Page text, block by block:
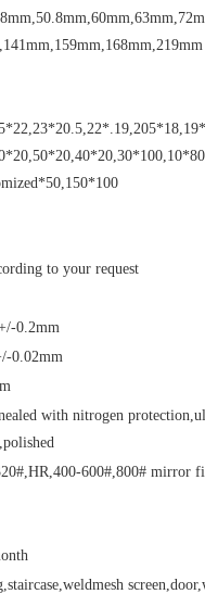
100*50,150*100mm or customized
to your request
0.2mm
0.02mm
with nitrogen
600#,800# mirror